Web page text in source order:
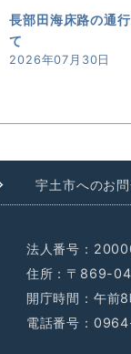
長部田海床路の通
て
2026年07月30日
宇土市へのお
法人番号：
住所：〒869-
開庁時間：午前
電話番号：